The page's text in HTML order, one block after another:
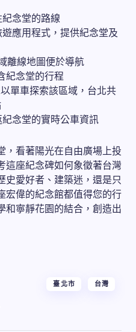
念堂的路線
應用程式，提供紀念堂及
離線地圖便於導航
紀念堂的行程
單車探索該區域，台北共
念堂的實時公車資訊
，看著陽光在自由廣場上投
這座紀念碑如何象徵著台灣
史愛好者、建築迷，還是只
宏偉的紀念館都值得您的行
和寧靜花園的結合，創造出
臺北市 台灣